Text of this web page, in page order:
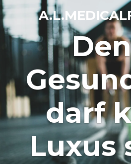
Zum
Hauptinhalt
springen
darf
Luxus